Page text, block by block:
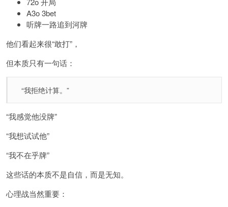
A3o 3bet
听牌一路追到河牌
他们看起来很“敢打”，
但本质只有一句话：
“我拒绝计算。”
“我感觉他没牌”
“我想试试他”
“我不在乎牌”
这些话的本质不是自信，而是无知。
心理战当然重要：